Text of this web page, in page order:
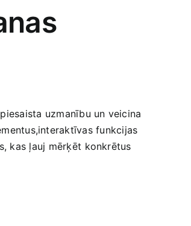
uzmanību un ​veicina
funkcijas
kas ļauj mērķēt ⁣konkrētus